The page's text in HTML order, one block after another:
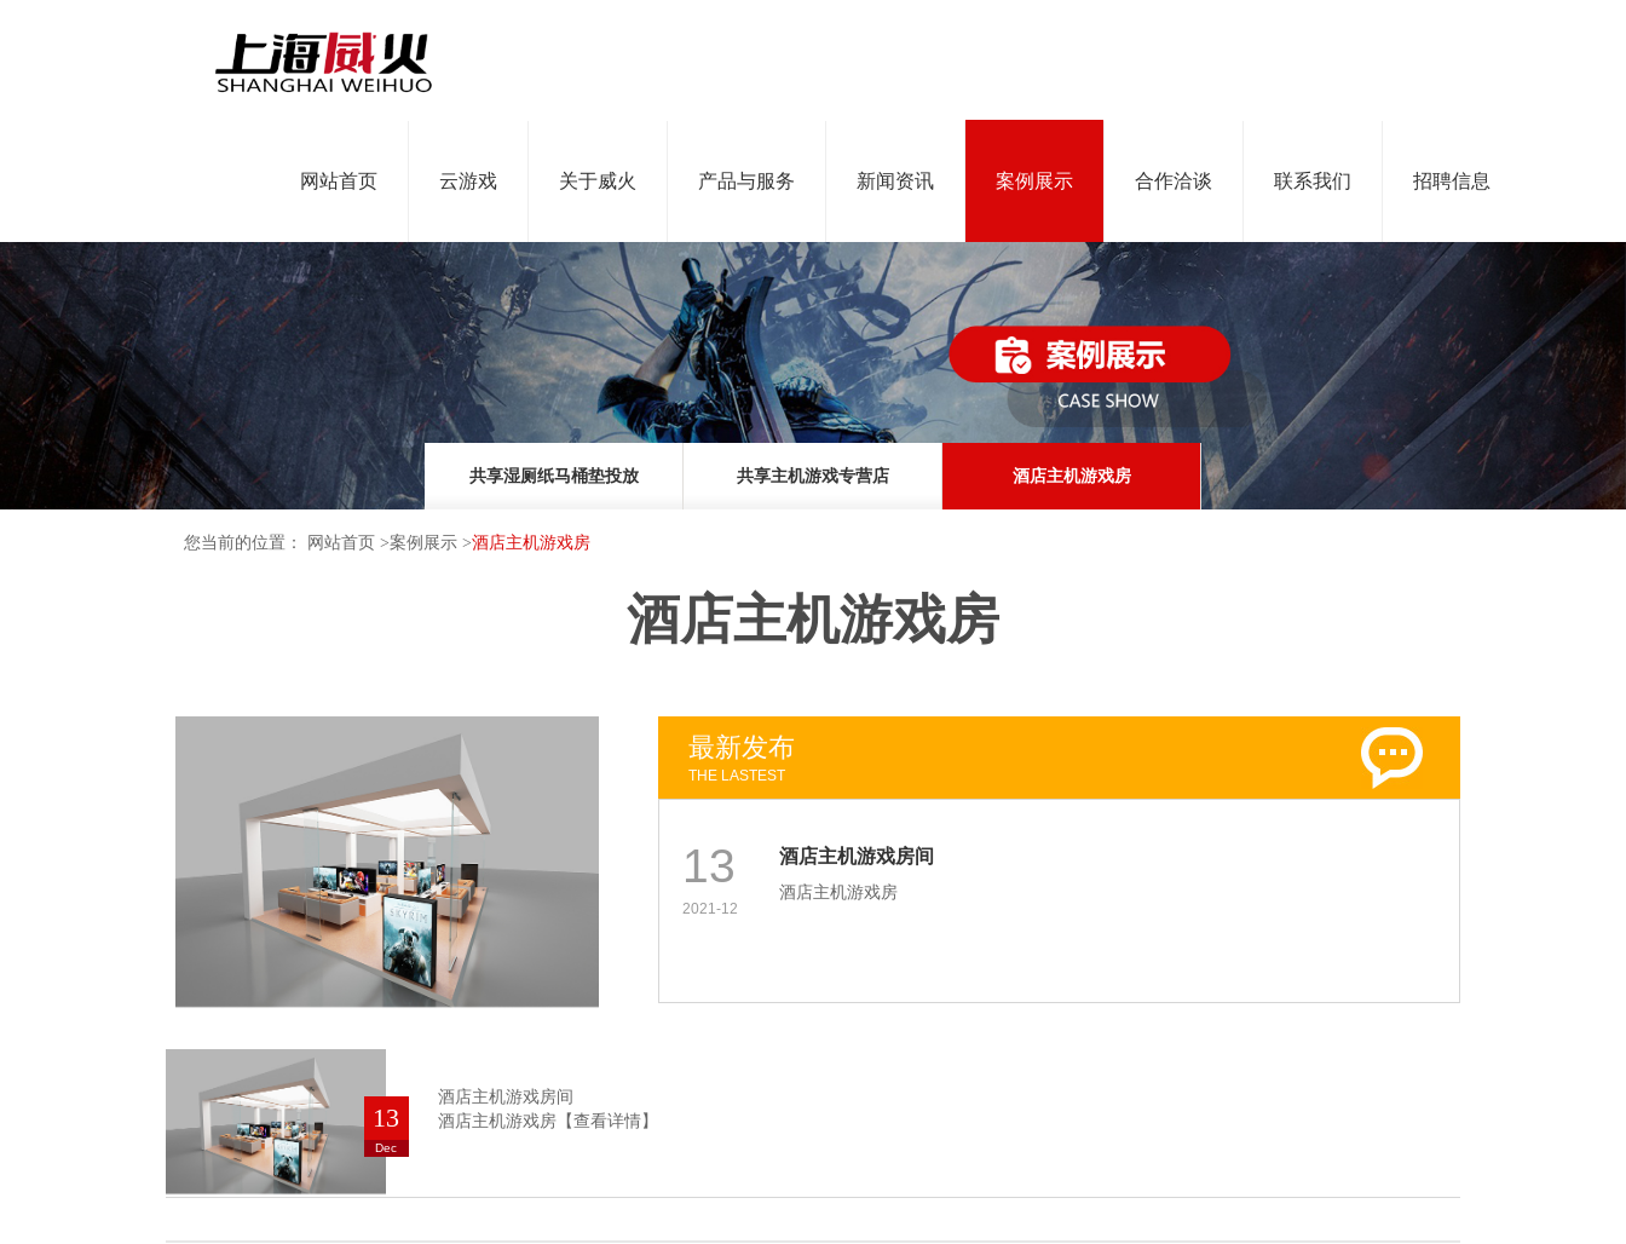
网站首页 云游戏 关于威火 产品与服务 新闻资讯 案例展示 合作洽谈 联系我们 招聘信息
共享湿厕纸马桶垫投放 共享主机游戏专营店 酒店主机游戏房
您当前的位置： 网站首页 >案例展示 >酒店主机游戏房
酒店主机游戏房
最新发布
THE LASTEST
13
2021-12
酒店主机游戏房间
酒店主机游戏房
13
Dec
酒店主机游戏房间
酒店主机游戏房【查看详情】